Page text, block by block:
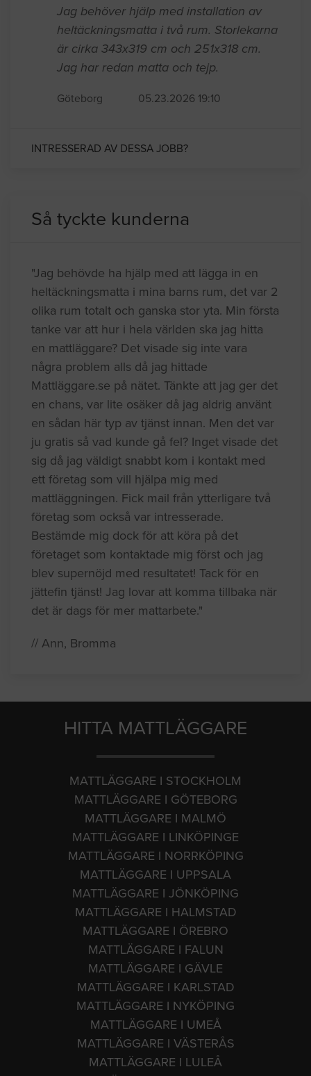
Jag behöver hjälp med installation av
heltäckningsmatta i två rum. Storlekarna
är cirka 343x319 cm och 251x318 cm.
Jag har redan matta och tejp.
Göteborg 05.23.2026 19:10
INTRESSERAD AV DESSA JOBB?
Så tyckte kunderna
"Jag behövde ha hjälp med att lägga in en
heltäckningsmatta i mina barns rum, det var 2
olika rum totalt och ganska stor yta. Min första
tanke var att hur i hela världen ska jag hitta
en mattläggare? Det visade sig inte vara
några problem alls då jag hittade
Mattläggare.se på nätet. Tänkte att jag ger det
en chans, var lite osäker då jag aldrig använt
en sådan här typ av tjänst innan. Men det var
ju gratis så vad kunde gå fel? Inget visade det
sig då jag väldigt snabbt kom i kontakt med
ett företag som vill hjälpa mig med
mattläggningen. Fick mail från ytterligare två
företag som också var intresserade.
Bestämde mig dock för att köra på det
företaget som kontaktade mig först och jag
blev supernöjd med resultatet! Tack för en
jättefin tjänst! Jag lovar att komma tillbaka när
det är dags för mer mattarbete."
// Ann, Bromma
HITTA MATTLÄGGARE
MATTLÄGGARE I STOCKHOLM
MATTLÄGGARE I GÖTEBORG
MATTLÄGGARE I MALMÖ
MATTLÄGGARE I LINKÖPINGE
MATTLÄGGARE I NORRKÖPING
MATTLÄGGARE I UPPSALA
MATTLÄGGARE I JÖNKÖPING
MATTLÄGGARE I HALMSTAD
MATTLÄGGARE I ÖREBRO
MATTLÄGGARE I FALUN
MATTLÄGGARE I GÄVLE
MATTLÄGGARE I KARLSTAD
MATTLÄGGARE I NYKÖPING
MATTLÄGGARE I UMEÅ
MATTLÄGGARE I VÄSTERÅS
MATTLÄGGARE I LULEÅ